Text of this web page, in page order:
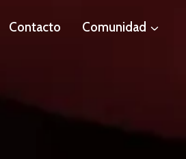
Contacto Comunidad